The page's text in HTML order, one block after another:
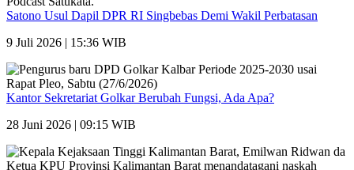
Satono Usul Dapil DPR RI Singbebas Demi Wakil Perbatasan
9 Juli 2026 | 15:36 WIB
Kantor Sekretariat Golkar Berubah Fungsi, Ada Apa?
28 Juni 2026 | 09:15 WIB